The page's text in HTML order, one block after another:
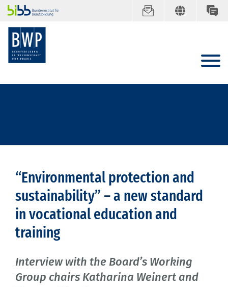
“Environmental protection and
sustainability” – a new standard
in vocational education and
training
Interview with the Board’s Working
Group chairs Katharina Weinert and